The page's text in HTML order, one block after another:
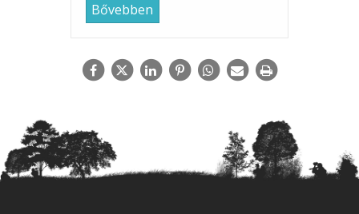
Bővebben